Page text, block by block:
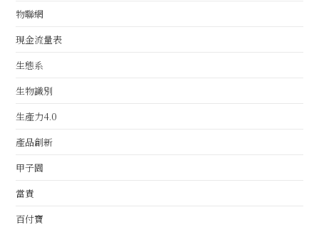
物聯網
現金流量表
生態系
生物識別
生產力4.0
產品創新
甲子園
當責
百付寶